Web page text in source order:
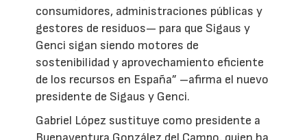
consumidores, administraciones públicas y
gestores de residuos— para que Sigaus y
Genci sigan siendo motores de
sostenibilidad y aprovechamiento eficiente
de los recursos en España” –afirma el nuevo
presidente de Sigaus y Genci.
Gabriel López sustituye como presidente a